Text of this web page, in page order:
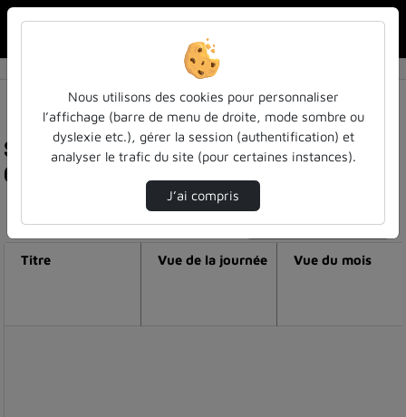
Statistiques de visualisation de la vidéo
Opening keynote presentation
Modifier la période de visualisation
Titre Vue de la journée Vue du mois
Nous utilisons des cookies pour personnaliser
l’affichage (barre de menu de droite, mode sombre ou
dyslexie etc.), gérer la session (authentification) et
analyser le trafic du site (pour certaines instances).
J’ai compris